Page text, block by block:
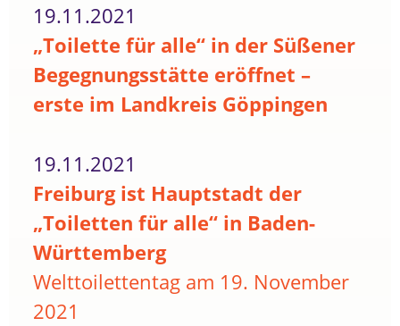
19.11.2021
„Toilette für alle“ in der Süßener
Begegnungsstätte eröffnet –
erste im Landkreis Göppingen
19.11.2021
Freiburg ist Hauptstadt der
„Toiletten für alle“ in Baden-
Württemberg
Welttoilettentag am 19. November
2021